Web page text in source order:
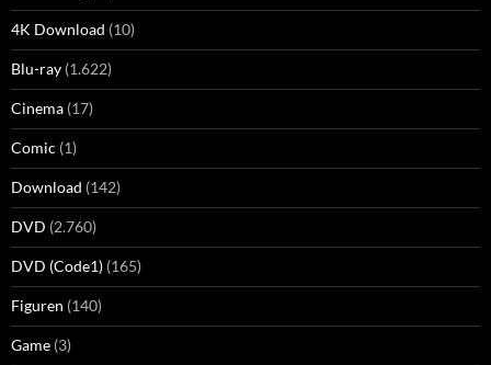
4K Download (10)
Blu-ray (1.622)
Cinema (17)
Comic (1)
Download (142)
DVD (2.760)
DVD (Code1) (165)
Figuren (140)
Game (3)